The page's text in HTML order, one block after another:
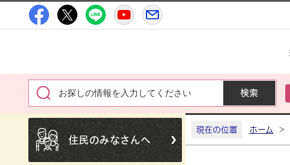
高萩市公式Facebook
高萩市公式X高萩市公式LINE
高萩市YouTube公式チャンネル
住民のみなさんへ
現在の位置 ホーム >